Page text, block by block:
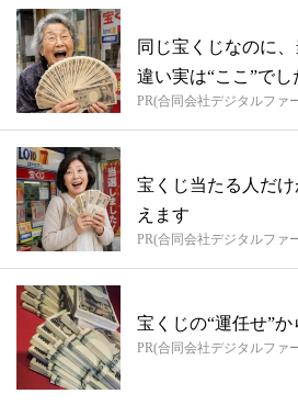
同じ宝くじなのに
違い実は“ここ”でし
PR(合同会社デジタルファ
宝くじ当たる人だ
えます
PR(合同会社デジタルファ
宝くじの“運任せ”
PR(合同会社デジタルファ